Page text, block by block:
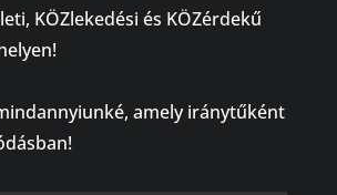
KÖZlekedési és KÖZérdekű
amely iránytűként